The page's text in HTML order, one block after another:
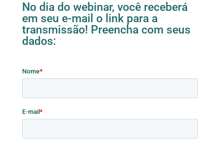
No dia do webinar, você receberá
em seu e-mail o link para a
transmissão! Preencha com seus
dados: